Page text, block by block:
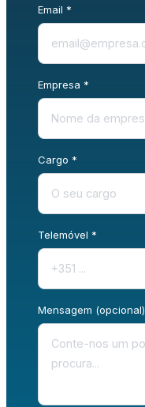
Email *
Empresa *
Cargo *
Telemóvel *
Mensagem (opcional)